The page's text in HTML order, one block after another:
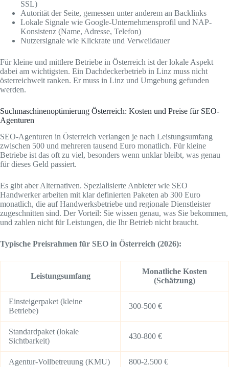
SSL)
Autorität der Seite, gemessen unter anderem an Backlinks
Lokale Signale wie Google-Unternehmensprofil und NAP-
Konsistenz (Name, Adresse, Telefon)
Nutzersignale wie Klickrate und Verweildauer
Für kleine und mittlere Betriebe in Österreich ist der lokale Aspekt
dabei am wichtigsten. Ein Dachdeckerbetrieb in Linz muss nicht
österreichweit ranken. Er muss in Linz und Umgebung gefunden
werden.
Suchmaschinenoptimierung Österreich: Kosten und Preise für SEO-
Agenturen
SEO-Agenturen in Österreich verlangen je nach Leistungsumfang
zwischen 500 und mehreren tausend Euro monatlich. Für kleine
Betriebe ist das oft zu viel, besonders wenn unklar bleibt, was genau
für dieses Geld passiert.
Es gibt aber Alternativen. Spezialisierte Anbieter wie SEO
Handwerker arbeiten mit klar definierten Paketen ab 300 Euro
monatlich, die auf Handwerksbetriebe und regionale Dienstleister
zugeschnitten sind. Der Vorteil: Sie wissen genau, was Sie bekommen,
und zahlen nicht für Leistungen, die Ihr Betrieb nicht braucht.
Typische Preisrahmen für SEO in Österreich (2026):
Leistungsumfang
Monatliche Kosten
(Schätzung)
Einsteigerpaket (kleine
Betriebe)
300-500 €
Standardpaket (lokale
Sichtbarkeit)
430-800 €
Agentur-Vollbetreuung (KMU) 800-2.500 €